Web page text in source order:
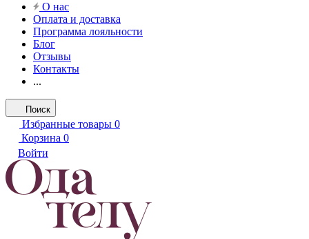
О нас
Оплата и доставка
Программа лояльности
Блог
Отзывы
Контакты
...
Поиск
Избранные товары 0
Корзина 0
Войти